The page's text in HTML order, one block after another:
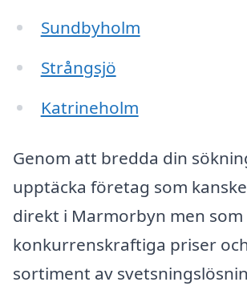
Sundbyholm
Strångsjö
Katrineholm
Genom att bredda din
upptäcka företag som
direkt i Marmorbyn men
konkurrenskraftiga priser
sortiment av